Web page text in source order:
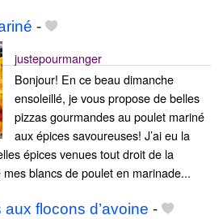
-
justepourmanger
Bonjour! En ce beau dimanche
ensoleillé, je vous propose de belles
pizzas gourmandes au poulet mariné
aux épices savoureuses! J’ai eu la
épices venues tout droit de la
mes blancs de poulet en marinade...
flocons d’avoine -